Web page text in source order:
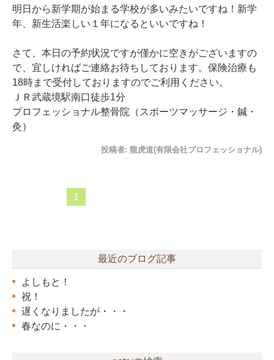
明日から新学期が始まる学校が多いみたいですね！新学
年、新生活楽しい１年になるといいですね！
さて、本日の予約状況ですが僅かに空きがございますの
で、宜しければご連絡お待ちしております。保険治療も
18時まで受付しておりますのでご利用ください。
ＪＲ武蔵境駅南口徒歩1分
プロフェッショナル整骨院（スポーツマッサージ・鍼・
灸）
投稿者: 龍虎道(有限会社プロフェッショナル)
1
最近のブログ記事
よしもと！
祝！
遅くなりましたが・・・
春なのに・・・